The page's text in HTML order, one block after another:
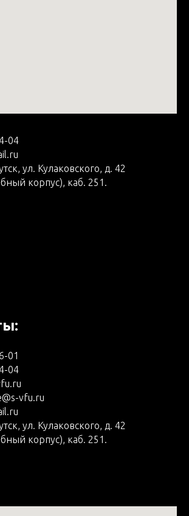
04
ул. Кулаковского, д. 42
корпус), каб. 251.
01
04
vfu.ru
ул. Кулаковского, д. 42
корпус), каб. 251.